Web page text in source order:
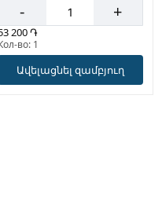
- +
200 ֏
во: 1
Ավելացնել զամբյուղ